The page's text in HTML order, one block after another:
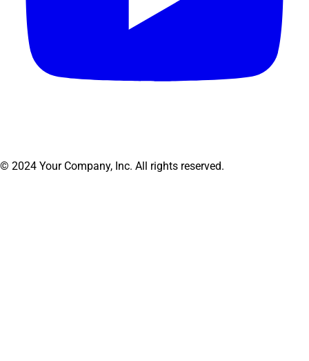
© 2024 Your Company, Inc. All rights reserved.